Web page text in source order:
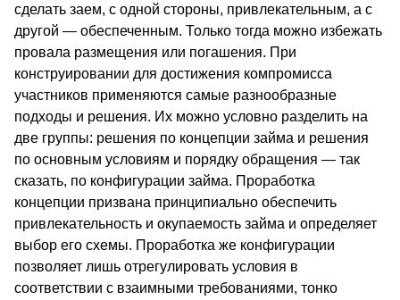
сделать заем, с одной стороны, привлекательным, а с
другой — обеспеченным. Только тогда можно избежать
провала размещения или погашения. При
конструировании для достижения компромисса
участников применяются самые разнообразные
подходы и решения. Их можно условно разделить на
две группы: решения по концепции займа и решения
по основным условиям и порядку обращения — так
сказать, по конфигурации займа. Проработка
концепции призвана принципиально обеспечить
привлекательность и окупаемость займа и определяет
выбор его схемы. Проработка же конфигурации
позволяет лишь отрегулировать условия в
соответствии с взаимными требованиями, тонко